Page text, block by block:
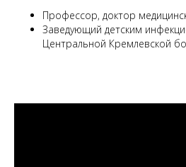
Профессор, доктор
Заведующий детским
Центральной Кремлевской